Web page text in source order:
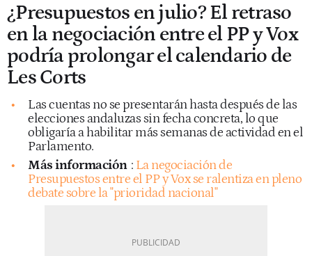
¿Presupuestos en julio? El retraso
en la negociación entre el PP y Vox
podría prolongar el calendario de
Les Corts
Las cuentas no se presentarán hasta después de las
elecciones andaluzas sin fecha concreta, lo que
obligaría a habilitar más semanas de actividad en el
Parlamento.
Más información : La negociación de
Presupuestos entre el PP y Vox se ralentiza en pleno
debate sobre la "prioridad nacional"